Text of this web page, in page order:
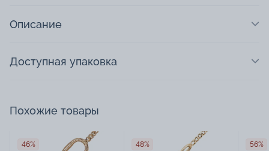
Описание
Доступная упаковка
Похожие товары
46% 48% 56%